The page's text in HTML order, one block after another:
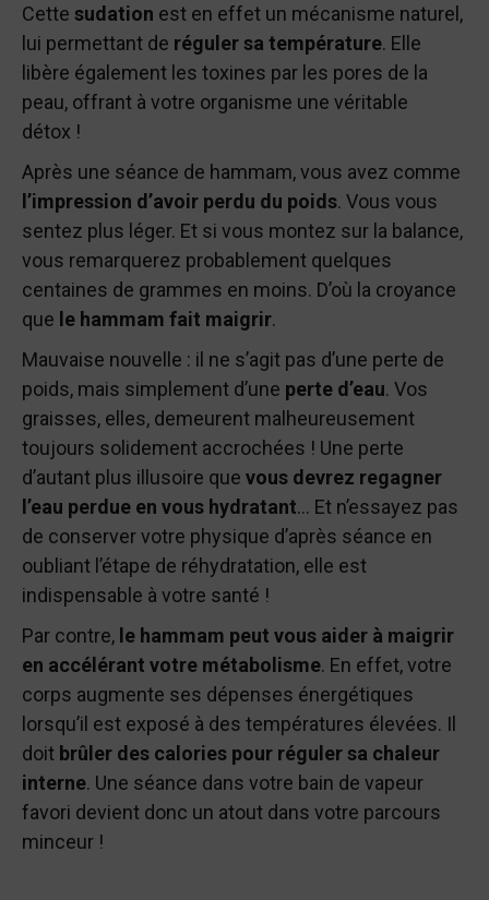
Cette sudation est en effet un mécanisme naturel,
lui permettant de réguler sa température. Elle
libère également les toxines par les pores de la
peau, offrant à votre organisme une véritable
détox !
Après une séance de hammam, vous avez comme
l’impression d’avoir perdu du poids. Vous vous
sentez plus léger. Et si vous montez sur la balance,
vous remarquerez probablement quelques
centaines de grammes en moins. D’où la croyance
que le hammam fait maigrir.
Mauvaise nouvelle : il ne s’agit pas d’une perte de
poids, mais simplement d’une perte d’eau. Vos
graisses, elles, demeurent malheureusement
toujours solidement accrochées ! Une perte
d’autant plus illusoire que vous devrez regagner
l’eau perdue en vous hydratant… Et n’essayez pas
de conserver votre physique d’après séance en
oubliant l’étape de réhydratation, elle est
indispensable à votre santé !
Par contre, le hammam peut vous aider à maigrir
en accélérant votre métabolisme. En effet, votre
corps augmente ses dépenses énergétiques
lorsqu’il est exposé à des températures élevées. Il
doit brûler des calories pour réguler sa chaleur
interne. Une séance dans votre bain de vapeur
favori devient donc un atout dans votre parcours
minceur !